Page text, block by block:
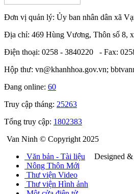
Đơn vị quản lý: Ủy ban nhân dân xã
Địa chỉ: 469 Hùng Vương, Thôn số 8,
Điện thoại: 0258 - 3840220 - Fax:
Hộp thư: vn@khanhhoa.gov.vn;
Đang online: 60
Truy cập tháng: 25263
Tổng truy cập: 1802383
Van Ninh © Copyright 2025
Designed
Văn bản - Tài liệu
Nông Thôn Mới
Thư viện Video
Thư viện Hình ảnh